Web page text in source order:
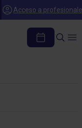
Acceso a